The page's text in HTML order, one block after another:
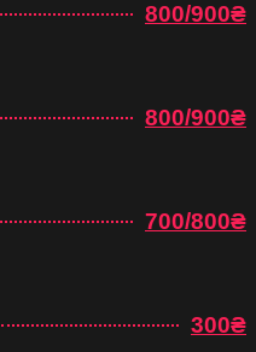
800/900₴
800/900₴
700/800₴
300₴